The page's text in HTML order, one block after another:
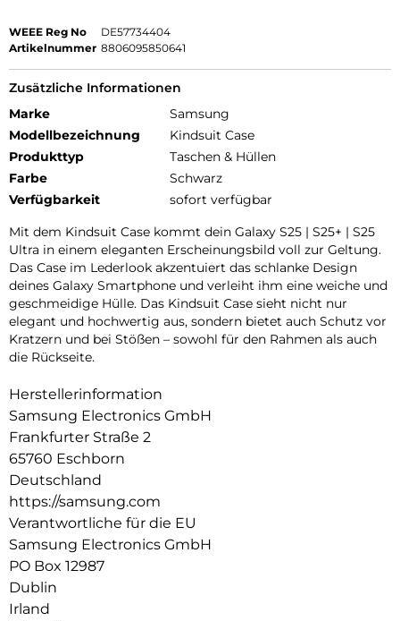
WEEE Reg No
DE57734404
Artikelnummer 8806095850641
Zusätzliche Informationen
Marke
Samsung
Modellbezeichnung
Kindsuit Case
Produkttyp
Taschen & Hüllen
Farbe
Schwarz
Verfügbarkeit
sofort verfügbar
Mit dem Kindsuit Case kommt dein Galaxy S25 | S25+ | S25
Ultra in einem eleganten Erscheinungsbild voll zur Geltung.
Das Case im Lederlook akzentuiert das schlanke Design
deines Galaxy Smartphone und verleiht ihm eine weiche und
geschmeidige Hülle. Das Kindsuit Case sieht nicht nur
elegant und hochwertig aus, sondern bietet auch Schutz vor
Kratzern und bei Stößen – sowohl für den Rahmen als auch
die Rückseite.
Herstellerinformation
Samsung Electronics GmbH
Frankfurter Straße 2
65760 Eschborn
Deutschland
https://samsung.com
Verantwortliche für die EU
Samsung Electronics GmbH
PO Box 12987
Dublin
Irland